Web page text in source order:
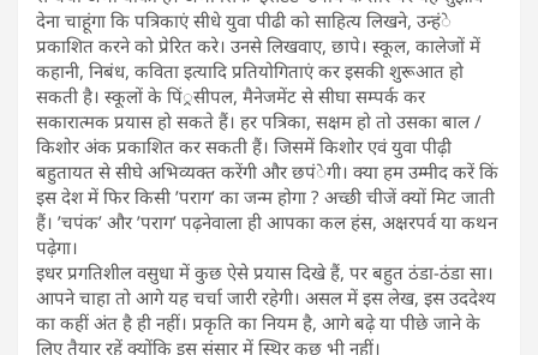
देना चाहूंगा कि पत्रिकाएं सीधे युवा पीढी को साहित्य लिखने, उन्हंे
प्रकाशित करने को प्रेरित करे। उनसे लिखवाए, छापे। स्कूल, कालेजों में
कहानी, निबंध, कविता इत्यादि प्रतियोगिताएं कर इसकी शुरूआत हो
सकती है। स्कूलों के पिं्रसीपल, मैनेजमेंट से सीघा सम्पर्क कर
सकारात्मक प्रयास हो सकते हैं। हर पत्रिका, सक्षम हो तो उसका बाल /
किशोर अंक प्रकाशित कर सकती हैं। जिसमें किशोर एवं युवा पीढ़ी
बहुतायत से सीघे अभिव्यक्त करेंगी और छपंेगी। क्या हम उम्मीद करें किं
इस देश में फिर किसी ’पराग’ का जन्म होगा ? अच्छी चीजें क्यों मिट जाती
हैं। ’चपंक’ और ’पराग’ पढ़नेवाला ही आपका कल हंस, अक्षरपर्व या कथन
पढ़ेगा।
इधर प्रगतिशील वसुधा में कुछ ऐसे प्रयास दिखे हैं, पर बहुत ठंडा-ठंडा सा।
आपने चाहा तो आगे यह चर्चा जारी रहेगी। असल में इस लेख, इस उददेश्य
का कहीं अंत है ही नहीं। प्रकृति का नियम है, आगे बढे़ या पीछे जाने के
लिए तैयार रहें क्योंकि इस संसार में स्थिर कुछ भी नहीं।